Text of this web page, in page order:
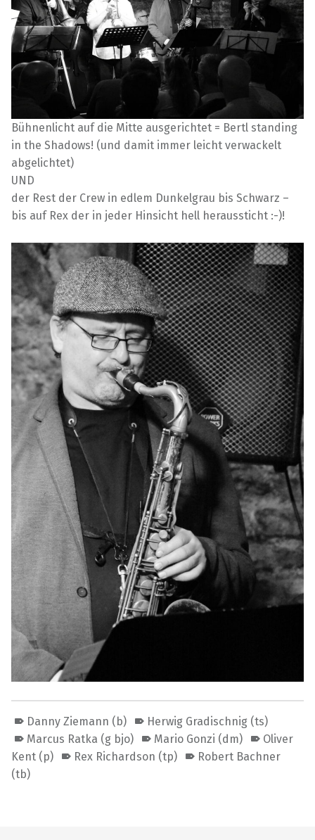
Bühnenlicht auf die Mitte ausgerichtet = Bertl standing
in the Shadows! (und damit immer leicht verwackelt
abgelichtet)
UND
der Rest der Crew in edlem Dunkelgrau bis Schwarz –
bis auf Rex der in jeder Hinsicht hell heraussticht :-)!
Danny Ziemann (b)
Herwig Gradischnig (ts)
Marcus Ratka (g bjo)
Mario Gonzi (dm)
Oliver
Kent (p)
Rex Richardson (tp)
Robert Bachner
(tb)